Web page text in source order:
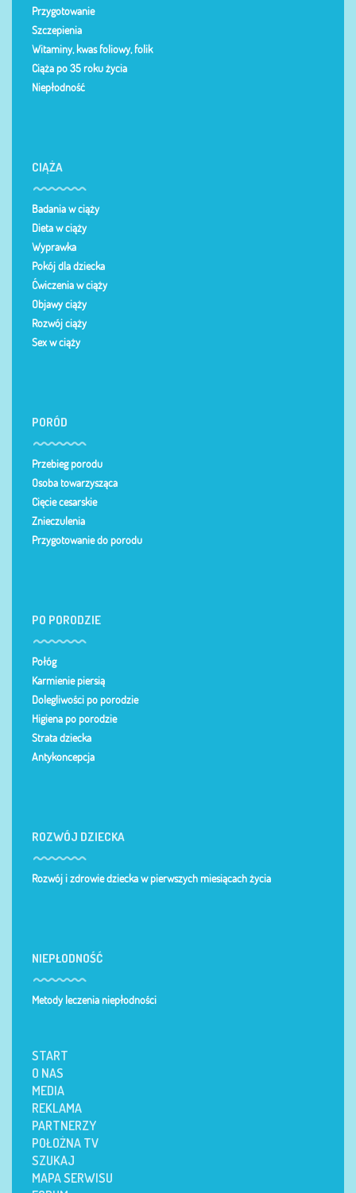
Przygotowanie
Szczepienia
Witaminy, kwas foliowy, folik
Ciąża po 35 roku życia
Niepłodność
CIĄŻA
Badania w ciąży
Dieta w ciąży
Wyprawka
Pokój dla dziecka
Ćwiczenia w ciąży
Objawy ciąży
Rozwój ciąży
Sex w ciąży
PORÓD
Przebieg porodu
Osoba towarzysząca
Cięcie cesarskie
Znieczulenia
Przygotowanie do porodu
PO PORODZIE
Połóg
Karmienie piersią
Dolegliwości po porodzie
Higiena po porodzie
Strata dziecka
Antykoncepcja
ROZWÓJ DZIECKA
Rozwój i zdrowie dziecka w pierwszych miesiącach życia
NIEPŁODNOŚĆ
Metody leczenia niepłodności
START
O NAS
MEDIA
REKLAMA
PARTNERZY
POŁOŻNA TV
SZUKAJ
MAPA SERWISU